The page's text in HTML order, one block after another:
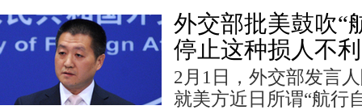
外交部批美鼓吹“
停止这种损人不
2月1日，外交部发言
就美方近日所谓“航行